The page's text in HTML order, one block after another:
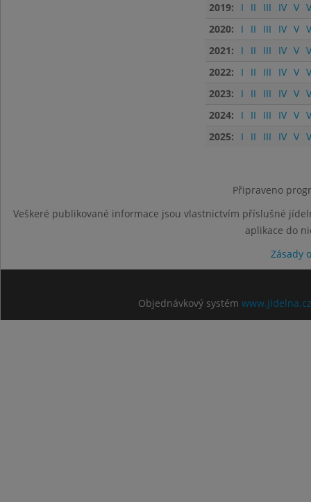
2019:
I II III IV V
2020:
I II III IV V
2021:
I II III IV V
2022:
I II III IV V
2023:
I II III IV V
2024:
I II III IV V
2025:
I II III IV V
Připraveno
Veškeré publikované informace jsou vlastnictvím příslušné
aplikace do
Zásady
Objednávkový systém www.jidelna.cz